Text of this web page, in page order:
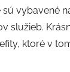
vybavené
služieb.
ktoré v